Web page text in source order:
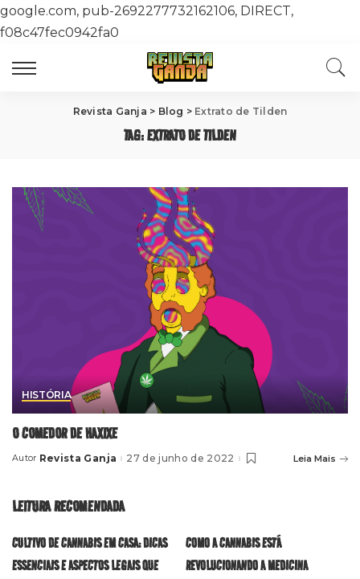
google.com, pub-2692277732162106, DIRECT,
f08c47fec0942fa0
Revista Ganja > Blog > Extrato de Tilden
TAG:EXTRATO DE TILDEN
HISTÓRIA
O COMEDOR DE HAXIXE
Posted
Autor Revista Ganja 27 de junho de 2022 Leia Mais
LEITURA RECOMENDADA
CULTIVO DE CANNABIS EM CASA: DICAS
ESSENCIAIS E ASPECTOS LEGAIS QUE
COMO A CANNABIS ESTÁ
REVOLUCIONANDO A MEDICINA